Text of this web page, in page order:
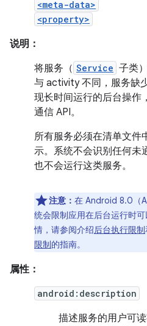
<meta-data>
<property>
说明：
将服务（ Service 子类
与 activity 不同，服务缺
现长时间运行的后台操作
通信 API。
所有服务必须在清单文件
示。系统不会识别任何未
也不会运行这类服务。
注意： 在 Android 8.0（
统会限制应用在后台运行时
情，请参阅介绍后台执行限制
限制的指南。
属性：
android:description
描述服务的用户可